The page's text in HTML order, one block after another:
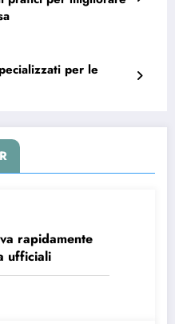
per le
rapidamente
ufficiali